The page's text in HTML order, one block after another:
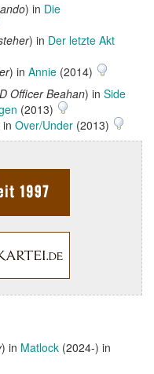
) in Die
) in Der letzte Akt
) in Annie (2014)
Officer Beahan) in Side
(2013)
in Over/Under (2013)
) in Matlock (2024-) in